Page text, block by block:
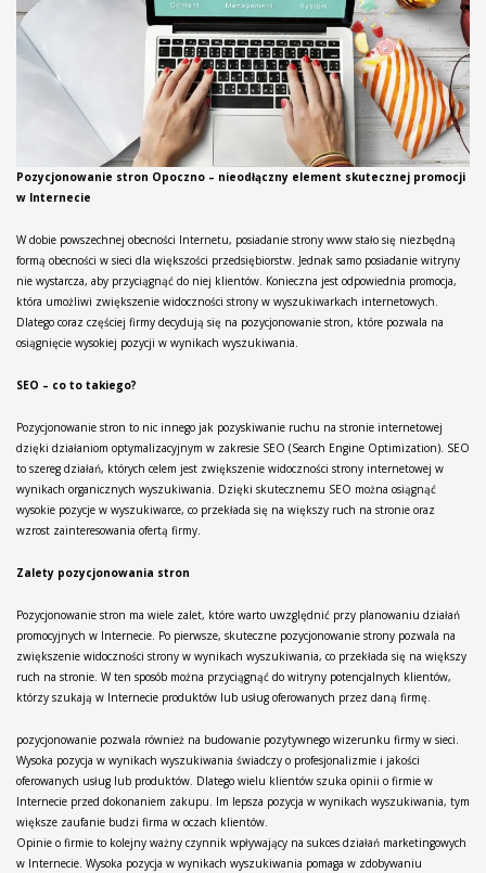
Pozycjonowanie stron Opoczno – nieodłączny element skutecznej promocji
w Internecie
W dobie powszechnej obecności Internetu, posiadanie strony www stało się niezbędną
formą obecności w sieci dla większości przedsiębiorstw. Jednak samo posiadanie witryny
nie wystarcza, aby przyciągnąć do niej klientów. Konieczna jest odpowiednia promocja,
która umożliwi zwiększenie widoczności strony w wyszukiwarkach internetowych.
Dlatego coraz częściej firmy decydują się na pozycjonowanie stron, które pozwala na
osiągnięcie wysokiej pozycji w wynikach wyszukiwania.
SEO – co to takiego?
Pozycjonowanie stron to nic innego jak pozyskiwanie ruchu na stronie internetowej
dzięki działaniom optymalizacyjnym w zakresie SEO (Search Engine Optimization). SEO
to szereg działań, których celem jest zwiększenie widoczności strony internetowej w
wynikach organicznych wyszukiwania. Dzięki skutecznemu SEO można osiągnąć
wysokie pozycje w wyszukiwarce, co przekłada się na większy ruch na stronie oraz
wzrost zainteresowania ofertą firmy.
Zalety pozycjonowania stron
Pozycjonowanie stron ma wiele zalet, które warto uwzględnić przy planowaniu działań
promocyjnych w Internecie. Po pierwsze, skuteczne pozycjonowanie strony pozwala na
zwiększenie widoczności strony w wynikach wyszukiwania, co przekłada się na większy
ruch na stronie. W ten sposób można przyciągnąć do witryny potencjalnych klientów,
którzy szukają w Internecie produktów lub usług oferowanych przez daną firmę.
pozycjonowanie pozwala również na budowanie pozytywnego wizerunku firmy w sieci.
Wysoka pozycja w wynikach wyszukiwania świadczy o profesjonalizmie i jakości
oferowanych usług lub produktów. Dlatego wielu klientów szuka opinii o firmie w
Internecie przed dokonaniem zakupu. Im lepsza pozycja w wynikach wyszukiwania, tym
większe zaufanie budzi firma w oczach klientów.
Opinie o firmie to kolejny ważny czynnik wpływający na sukces działań marketingowych
w Internecie. Wysoka pozycja w wynikach wyszukiwania pomaga w zdobywaniu